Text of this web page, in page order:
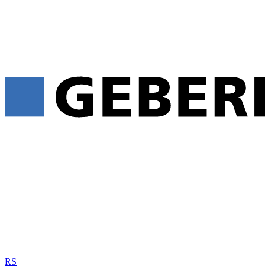
RS